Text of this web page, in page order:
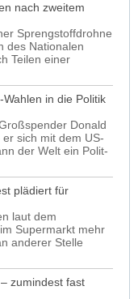
nach zweitem
Sprengstoffdrohne
des Nationalen
Teilen einer
in die Politik
Donald
sich mit dem US-
der Welt ein Polit-
plädiert für
laut dem
Supermarkt mehr
anderer Stelle
zumindest fast